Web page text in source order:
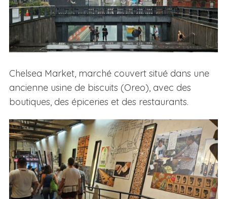
Chelsea Market, marché couvert situé dans une
ancienne usine de biscuits (Oreo), avec des
boutiques, des épiceries et des restaurants.